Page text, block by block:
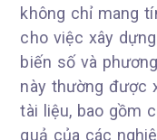
không chỉ mang
cho việc xây
biến số và
này thường được
tài liệu, bao gồm
quả của các